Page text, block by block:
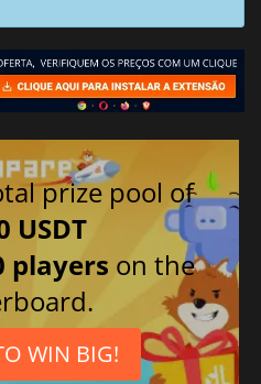
prize pool of
USDT
players on the
WIN BIG!